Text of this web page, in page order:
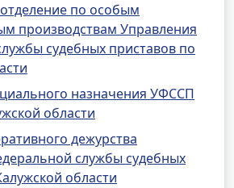
по особым
производствам Управления
судебных приставов по
назначения УФССП
области
дежурства
службы судебных
области